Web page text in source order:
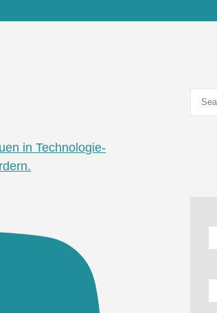
in Technologie-
for: